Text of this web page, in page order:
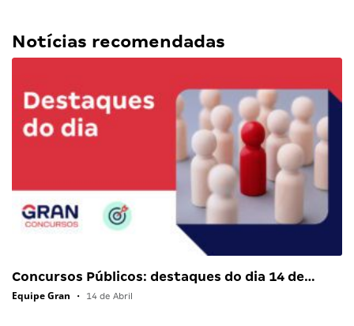
Notícias recomendadas
Concursos Públicos: destaques do dia 14 de…
Equipe Gran • 14 de Abril